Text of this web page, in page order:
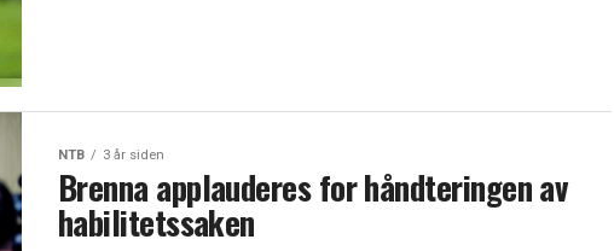
NTB 3 år siden
Brenna applauderes for håndteringen av
habilitetssaken